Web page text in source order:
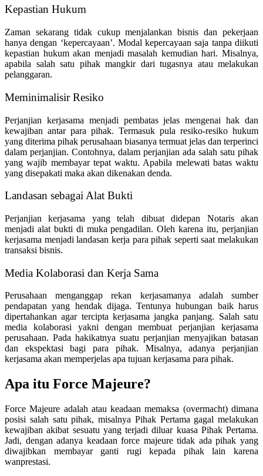
Kepastian Hukum
Zaman sekarang tidak cukup menjalankan bisnis dan pekerjaan
hanya dengan ‘kepercayaan’. Modal kepercayaan saja tanpa diikuti
kepastian hukum akan menjadi masalah kemudian hari. Misalnya,
apabila salah satu pihak mangkir dari tugasnya atau melakukan
pelanggaran.
Meminimalisir Resiko
Perjanjian kerjasama menjadi pembatas jelas mengenai hak dan
kewajiban antar para pihak. Termasuk pula resiko-resiko hukum
yang diterima pihak perusahaan biasanya termuat jelas dan terperinci
dalam perjanjian. Contohnya, dalam perjanjian ada salah satu pihak
yang wajib membayar tepat waktu. Apabila melewati batas waktu
yang disepakati maka akan dikenakan denda.
Landasan sebagai Alat Bukti
Perjanjian kerjasama yang telah dibuat didepan Notaris akan
menjadi alat bukti di muka pengadilan. Oleh karena itu, perjanjian
kerjasama menjadi landasan kerja para pihak seperti saat melakukan
transaksi bisnis.
Media Kolaborasi dan Kerja Sama
Perusahaan menganggap rekan kerjasamanya adalah sumber
pendapatan yang hendak dijaga. Tentunya hubungan baik harus
dipertahankan agar tercipta kerjasama jangka panjang. Salah satu
media kolaborasi yakni dengan membuat perjanjian kerjasama
perusahaan. Pada hakikatnya suatu perjanjian menyajikan batasan
dan ekspektasi bagi para pihak. Misalnya, adanya perjanjian
kerjasama akan memperjelas apa tujuan kerjasama para pihak.
Apa itu Force Majeure?
Force Majeure adalah atau keadaan memaksa (overmacht) dimana
posisi salah satu pihak, misalnya Pihak Pertama gagal melakukan
kewajiban akibat sesuatu yang terjadi diluar kuasa Pihak Pertama.
Jadi, dengan adanya keadaan force majeure tidak ada pihak yang
diwajibkan membayar ganti rugi kepada pihak lain karena
wanprestasi.